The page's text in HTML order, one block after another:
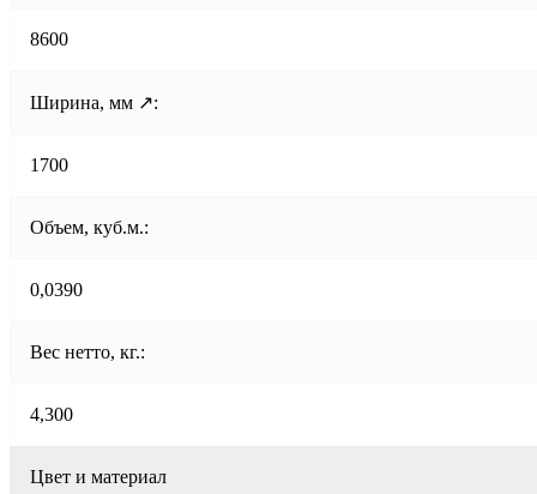
8600
Ширина, мм ↗:
1700
Объем, куб.м.:
0,0390
Вес нетто, кг.:
4,300
Цвет и материал